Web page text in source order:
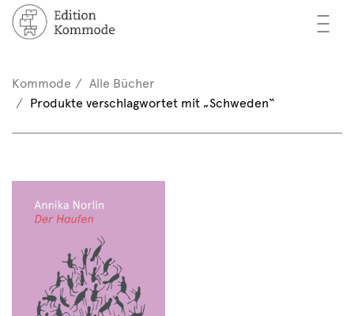
—
—
—
/ Registrieren
(0)
Kommode
Alle Bücher
Produkte verschlagwortet mit „Schweden“